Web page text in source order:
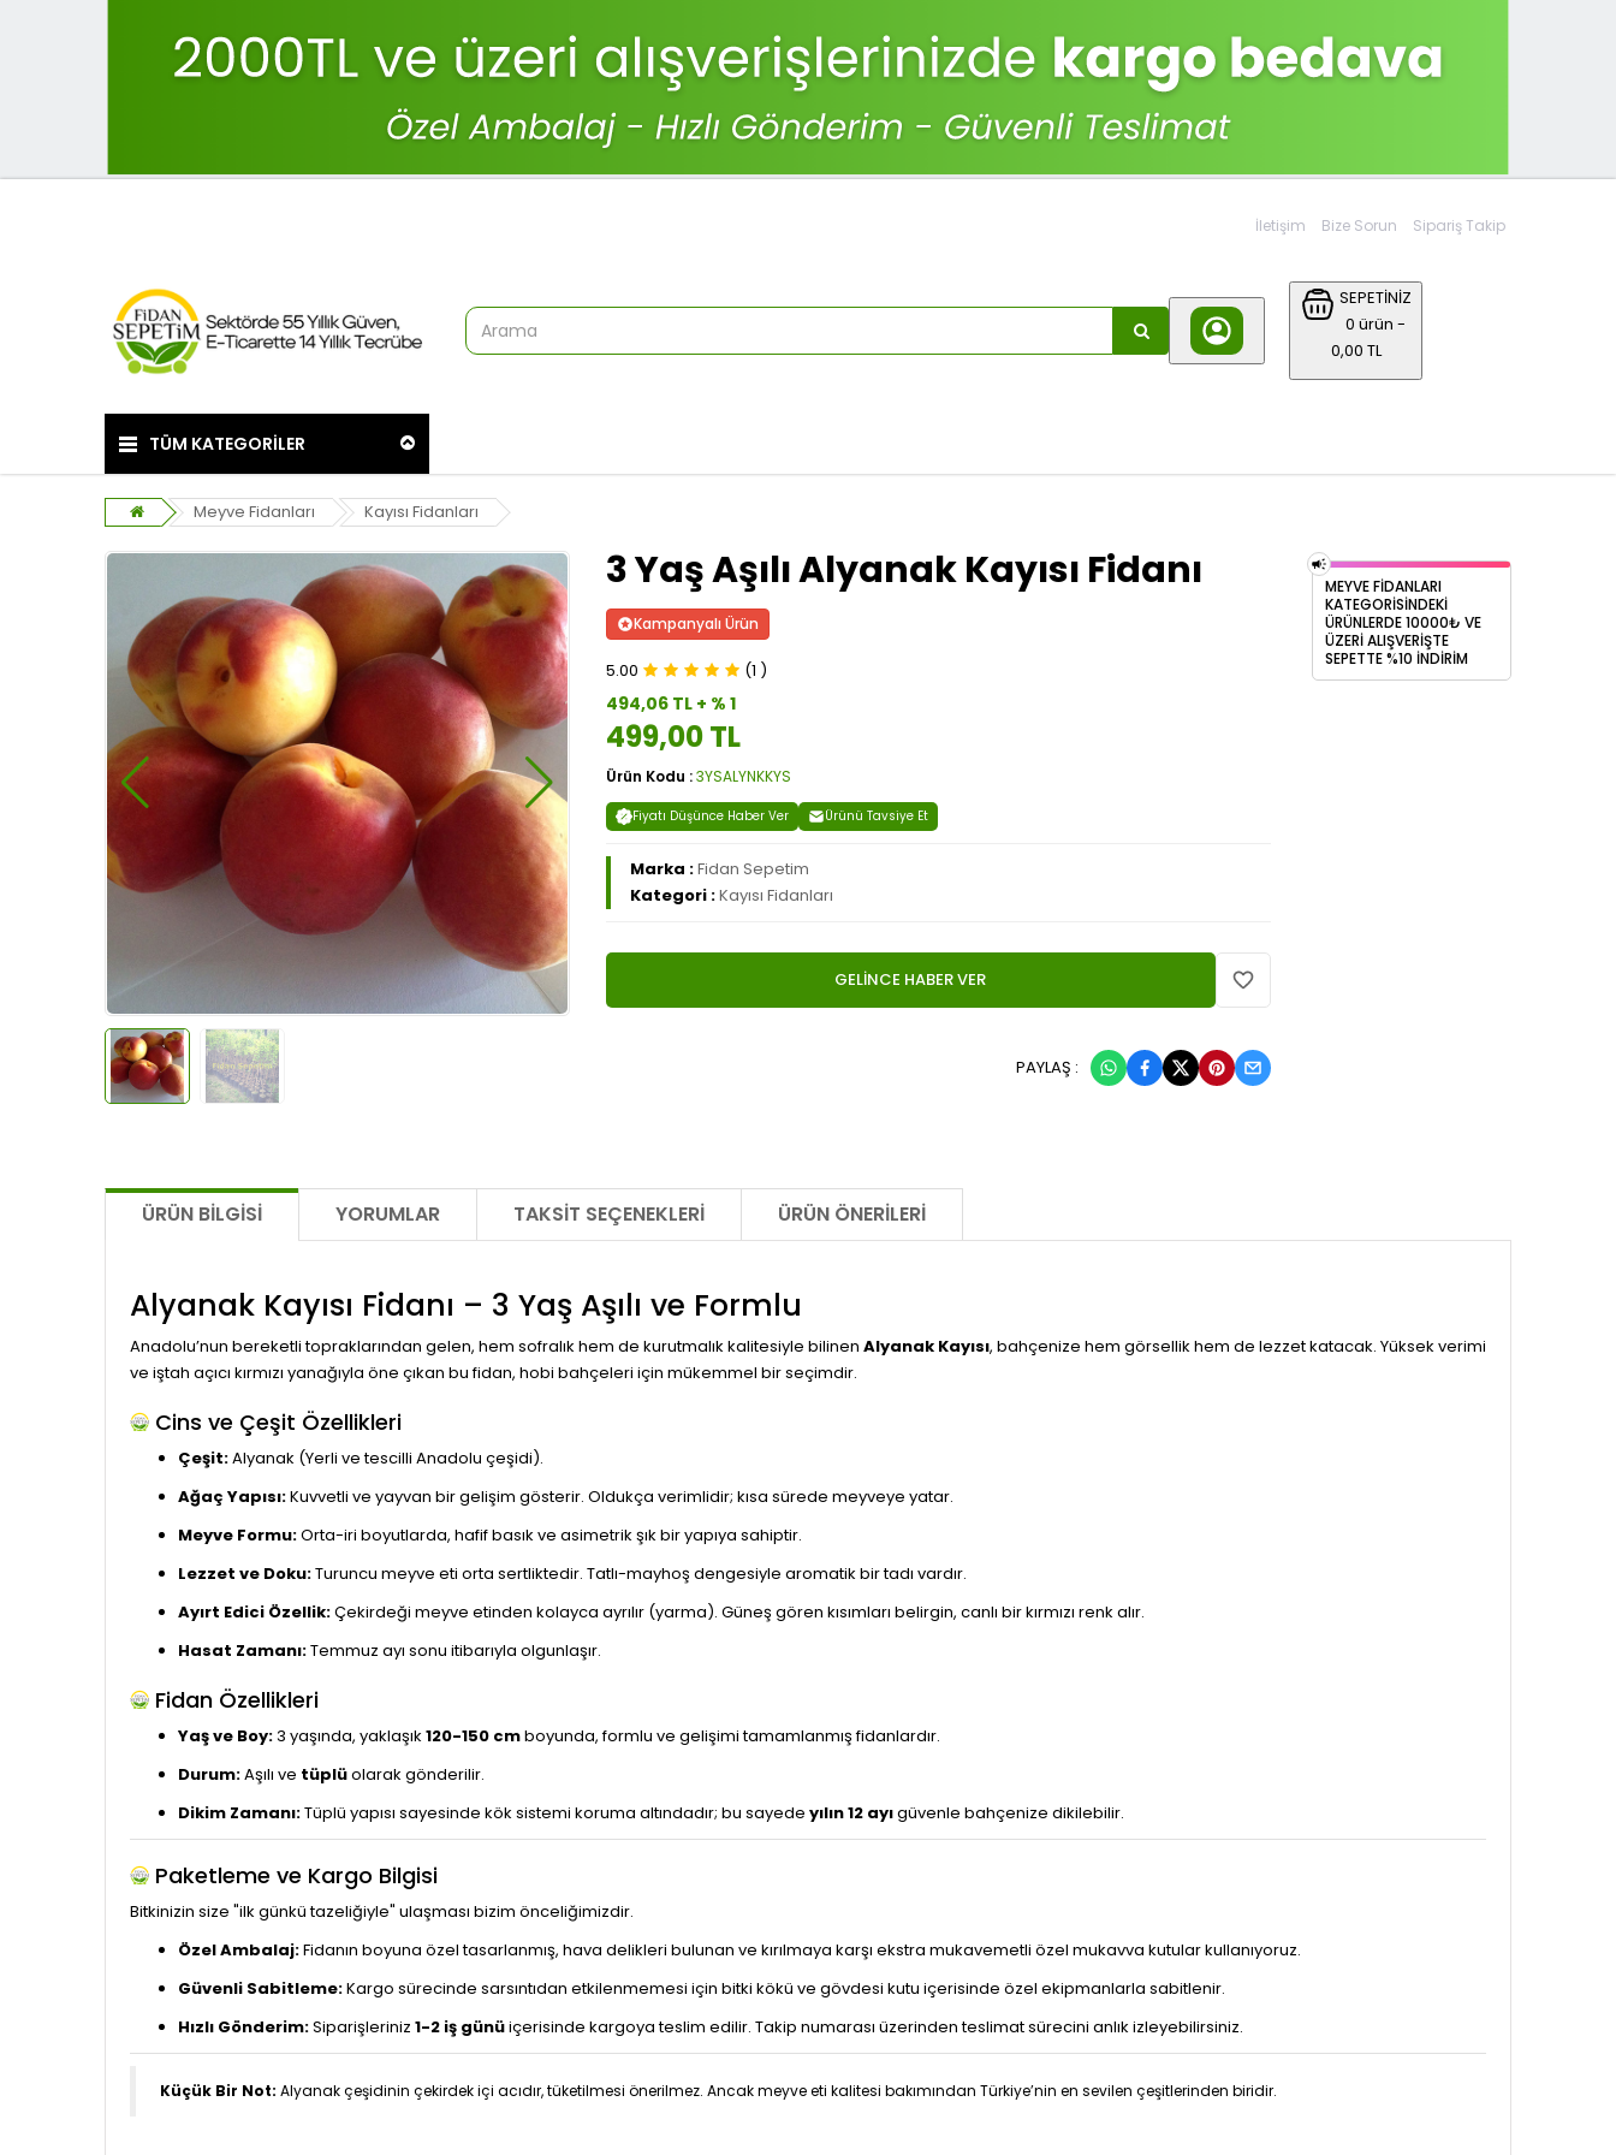
İletişim Bize Sorun Sipariş Takip
SEPETİNİZ
0 ürün -
0,00 TL
TÜM KATEGORİLER
Meyve Fidanları Kayısı Fidanları
3 Yaş Aşılı Alyanak Kayısı Fidanı
Kampanyalı Ürün
5.00 (1 )
494,06 TL + % 1
499,00 TL
Ürün Kodu :3YSALYNKKYS
Fiyatı Düşünce Haber Ver Ürünü Tavsiye Et
Marka :Fidan Sepetim
Kategori :Kayısı Fidanları
GELİNCE HABER VER
PAYLAŞ :
MEYVE FİDANLARI
KATEGORİSİNDEKİ
ÜRÜNLERDE 10000₺ VE
ÜZERİ ALIŞVERİŞTE
SEPETTE %10 İNDİRİM
ÜRÜN BILGISI YORUMLAR TAKSIT SEÇENEKLERI ÜRÜN ÖNERILERI
Alyanak Kayısı Fidanı – 3 Yaş Aşılı ve Formlu
Anadolu’nun bereketli topraklarından gelen, hem sofralık hem de kurutmalık kalitesiyle bilinen Alyanak Kayısı, bahçenize hem görsellik hem de lezzet katacak. Yüksek verimi
ve iştah açıcı kırmızı yanağıyla öne çıkan bu fidan, hobi bahçeleri için mükemmel bir seçimdir.
Cins ve Çeşit Özellikleri
Çeşit:Alyanak (Yerli ve tescilli Anadolu çeşidi).
Ağaç Yapısı:Kuvvetli ve yayvan bir gelişim gösterir. Oldukça verimlidir; kısa sürede meyveye yatar.
Meyve Formu:Orta-iri boyutlarda, hafif basık ve asimetrik şık bir yapıya sahiptir.
Lezzet ve Doku:Turuncu meyve eti orta sertliktedir. Tatlı-mayhoş dengesiyle aromatik bir tadı vardır.
Ayırt Edici Özellik:Çekirdeği meyve etinden kolayca ayrılır (yarma). Güneş gören kısımları belirgin, canlı bir kırmızı renk alır.
Hasat Zamanı:Temmuz ayı sonu itibarıyla olgunlaşır.
Fidan Özellikleri
Yaş ve Boy:3 yaşında, yaklaşık 120-150 cmboyunda, formlu ve gelişimi tamamlanmış fidanlardır.
Durum:Aşılı ve tüplüolarak gönderilir.
Dikim Zamanı:Tüplü yapısı sayesinde kök sistemi koruma altındadır; bu sayede yılın 12 ayıgüvenle bahçenize dikilebilir.
Paketleme ve Kargo Bilgisi
Bitkinizin size "ilk günkü tazeliğiyle" ulaşması bizim önceliğimizdir.
Özel Ambalaj:Fidanın boyuna özel tasarlanmış, hava delikleri bulunan ve kırılmaya karşı ekstra mukavemetli özel mukavva kutular kullanıyoruz.
Güvenli Sabitleme:Kargo sürecinde sarsıntıdan etkilenmemesi için bitki kökü ve gövdesi kutu içerisinde özel ekipmanlarla sabitlenir.
Hızlı Gönderim:Siparişleriniz 1-2 iş günüiçerisinde kargoya teslim edilir. Takip numarası üzerinden teslimat sürecini anlık izleyebilirsiniz.
Küçük Bir Not: Alyanak çeşidinin çekirdek içi acıdır, tüketilmesi önerilmez. Ancak meyve eti kalitesi bakımından Türkiye’nin en sevilen çeşitlerinden biridir.